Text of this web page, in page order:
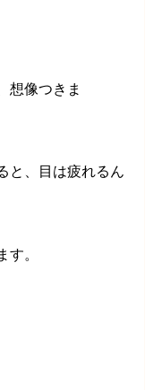
想像つきま
と、目は疲れるん
す。